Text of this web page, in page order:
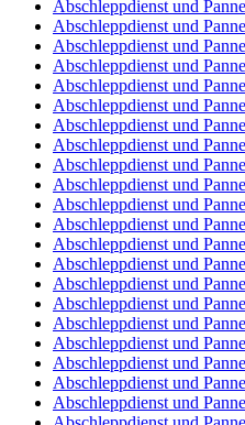
Abschleppdienst und
Abschleppdienst und
Abschleppdienst und
Abschleppdienst und
Abschleppdienst und
Abschleppdienst und
Abschleppdienst und
Abschleppdienst und
Abschleppdienst und
Abschleppdienst und
Abschleppdienst und
Abschleppdienst und
Abschleppdienst und
Abschleppdienst und
Abschleppdienst und
Abschleppdienst und
Abschleppdienst und
Abschleppdienst und
Abschleppdienst und
Abschleppdienst und
Abschleppdienst und